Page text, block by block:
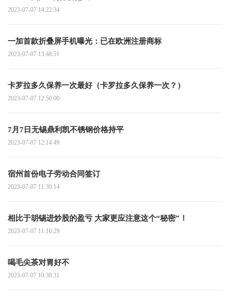
2023-07-07 14:22:34
一加首款折叠屏手机曝光：已在欧洲注册商标
2023-07-07 13:48:51
卡罗拉多久保养一次最好（卡罗拉多久保养一次？）
2023-07-07 12:50:00
7月7日无锡鼎利凯不锈钢价格持平
2023-07-07 12:14:49
宿州首份电子劳动合同签订
2023-07-07 11:39:14
相比于胡锡进炒股的盈亏 大家更应注意这个“秘密”！
2023-07-07 11:16:29
喝毛尖茶对胃好不
2023-07-07 10:38:31